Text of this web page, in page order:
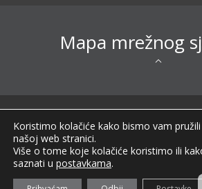
Mapa mrežnog
Sva prava pridržana © 2026
Impressum|Obavijest o
pristupačnosti| Uvjeti korištenja
CARNET-u|FAQ
Koristimo kolačiće kako bismo vam
našoj web stranici.
Više o tome koje kolačiće koristimo ili
saznati u postavkama.